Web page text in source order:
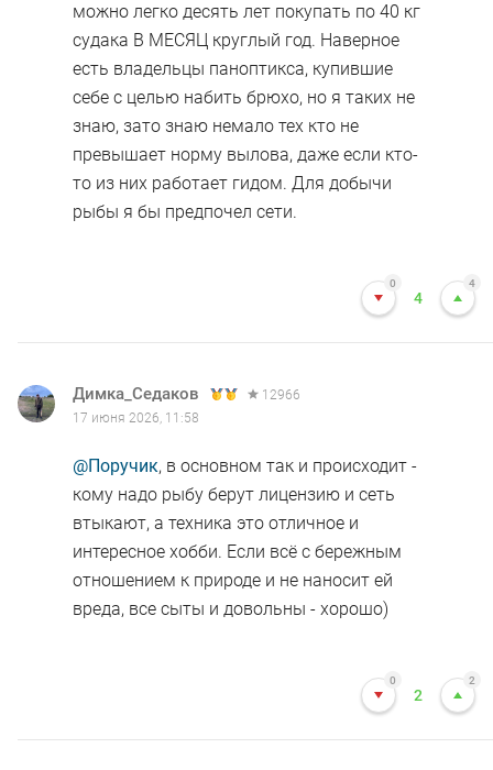
можно легко десять лет покупать по 40 кг
судака В МЕСЯЦ круглый год. Наверное
есть владельцы паноптикса, купившие
себе с целью набить брюхо, но я таких не
знаю, зато знаю немало тех кто не
превышает норму вылова, даже если кто-
то из них работает гидом. Для добычи
рыбы я бы предпочел сети.
0
4
4
Димка_Седаков
12966
17 июня 2026, 11:58
@Поручик, в основном так и происходит -
кому надо рыбу берут лицензию и сеть
втыкают, а техника это отличное и
интересное хобби. Если всё с бережным
отношением к природе и не наносит ей
вреда, все сыты и довольны - хорошо)
0
2
2